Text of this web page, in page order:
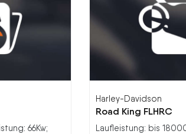
66Kw;
Harley-Davidson
Road King FLHRC
Laufleistung: bis